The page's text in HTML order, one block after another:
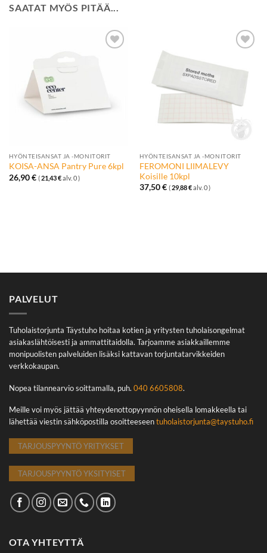
SAATAT MYÖS PITÄÄ...
HYÖNTEISANSAT JA -MONITORIT
KOISA-ANSA Pantry Pure 6kpl
26,90€ (21,43€alv. 0 )
toivelistalle
HYÖNTEISANSAT JA -MONITORIT
FEROMONI LIIMALEVY
Koisille 10kpl
37,50€ (29,88€alv. 0 )
PALVELUT
Tuholaistorjunta Täystuho hoitaa kotien ja yritysten tuholaisongelmat
asiakaslähtöisesti ja ammattitaidolla. Tarjoamme asiakkaillemme
monipuolisten palveluiden lisäksi kattavan torjuntatarvikkeiden
verkkokaupan.
Nopea tilannearvio soittamalla, puh. 040 6605808.
Meille voi myös jättää yhteydenottopyynnön oheisella lomakkeella tai
lähettää viestin sähköpostilla osoitteeseentuholaistorjunta@taystuho.fi
TARJOUSPYYNTÖ YRITYKSET
TARJOUSPYYNTÖ YKSITYISET
OTA YHTEYTTÄ